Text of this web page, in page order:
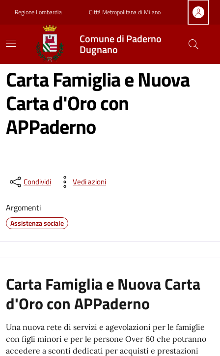
Regione Lombardia Città Metropolitana di Milano
Comune di Paderno
Dugnano
Carta Famiglia e Nuova
Carta d'Oro con
APPaderno
Condividi Vedi azioni
Argomenti
Assistenza sociale
Carta Famiglia e Nuova Carta
d'Oro con APPaderno
Una nuova rete di servizi e agevolazioni per le famiglie
con figli minori e per le persone Over 60 che potranno
accedere a sconti dedicati per acquisti e prestazioni